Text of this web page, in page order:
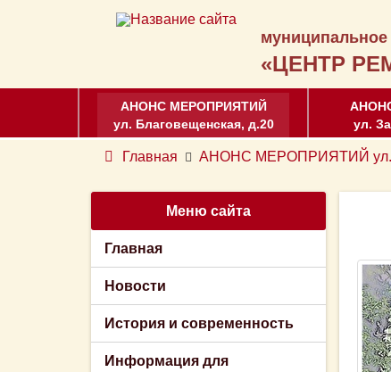
«ЦЕНТР
АНОНС МЕРОПРИЯТИЙ
ул. Благовещенская, д.20
ул.
Главная АНОНС МЕРОПРИЯТИЙ ул.
Меню сайта
Главная
Новости
История и современность
Информация для